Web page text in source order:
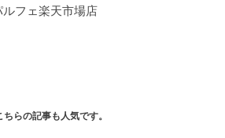
ルフェ楽天市場店
ちらの記事も人気です。